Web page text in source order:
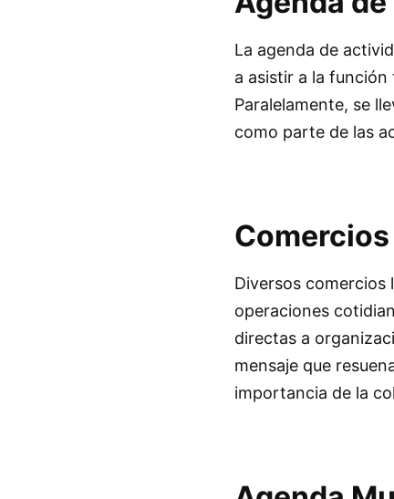
La agenda de
a asistir a la función
Paralelamente, se
como parte de las
Diversos comercios
operaciones
directas a
mensaje que
importancia de la